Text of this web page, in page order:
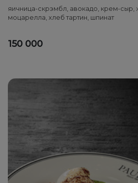
яичница-скрэмбл, авокадо, крем-сыр,
моцарелла, хлеб тартин, шпинат
150 000